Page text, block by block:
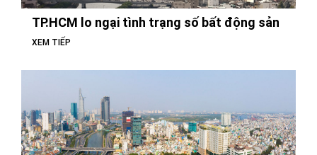
TP.HCM lo ngại tình trạng số bất động sản
XEM TIẾP